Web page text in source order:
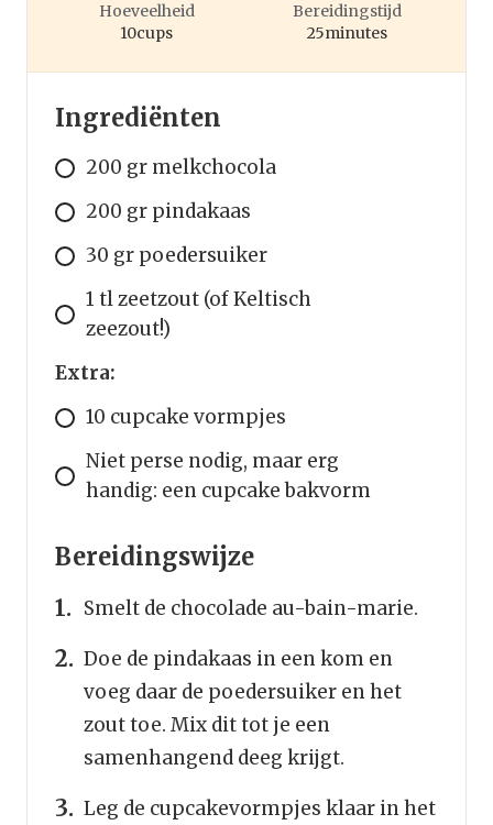
Hoeveelheid
10cups
Bereidingstijd
25minutes
Ingrediënten
200 gr melkchocola
200 gr pindakaas
30 gr poedersuiker
1 tl zeetzout (of Keltisch
zeezout!)
Extra:
10 cupcake vormpjes
Niet perse nodig, maar erg
handig: een cupcake bakvorm
Bereidingswijze
Smelt de chocolade au-bain-marie.
Doe de pindakaas in een kom en
voeg daar de poedersuiker en het
zout toe. Mix dit tot je een
samenhangend deeg krijgt.
Leg de cupcakevormpjes klaar in het